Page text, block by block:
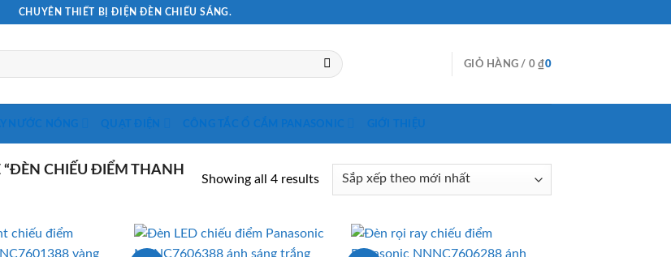
CHUYÊN THIẾT BỊ ĐIỆN ĐÈN CHIẾU SÁNG.
GIỎ HÀNG / 0₫0
NƯỚC NÓNG QUẠT ĐIỆN CÔNG TẮC Ổ CẮM PANASONIC GIỚI THIỆU
CHIẾU ĐIỂM THANH
Showing all 4 results